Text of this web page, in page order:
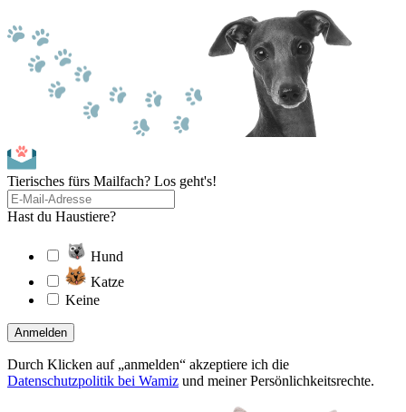
Tierisches fürs Mailfach? Los geht's!
Hast du Haustiere?
Hund
Katze
Keine
Anmelden
Durch Klicken auf „anmelden“ akzeptiere ich die
Datenschutzpolitik bei Wamiz und meiner Persönlichkeitsrechte.